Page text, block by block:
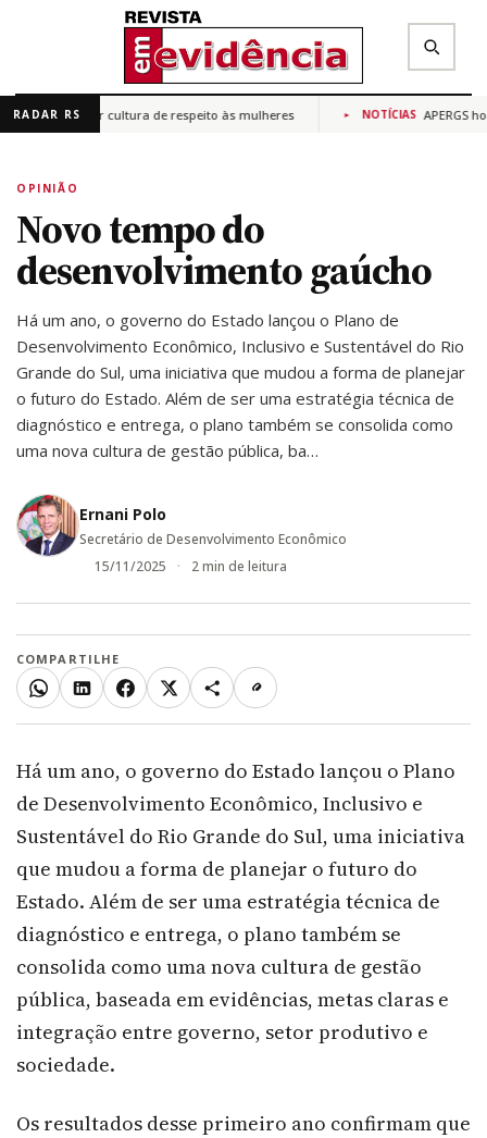
Buscar na Revista Em Evidência
RADAR RS
promover cultura de respeito às mulheres NOTÍCIAS APERGS
OPINIÃO
Novo tempo do
desenvolvimento gaúcho
Há um ano, o governo do Estado lançou o Plano de
Desenvolvimento Econômico, Inclusivo e Sustentável do Rio
Grande do Sul, uma iniciativa que mudou a forma de planejar
o futuro do Estado. Além de ser uma estratégia técnica de
diagnóstico e entrega, o plano também se consolida como
uma nova cultura de gestão pública, ba…
Ernani Polo
Secretário de Desenvolvimento Econômico
15/11/2025
2 min de leitura
COMPARTILHE
WhatsAppLinkedInFacebook
X Mais Copiar link
Há um ano, o governo do Estado lançou o Plano
de Desenvolvimento Econômico, Inclusivo e
Sustentável do Rio Grande do Sul, uma iniciativa
que mudou a forma de planejar o futuro do
Estado. Além de ser uma estratégia técnica de
diagnóstico e entrega, o plano também se
consolida como uma nova cultura de gestão
pública, baseada em evidências, metas claras e
integração entre governo, setor produtivo e
sociedade.
Os resultados desse primeiro ano confirmam que